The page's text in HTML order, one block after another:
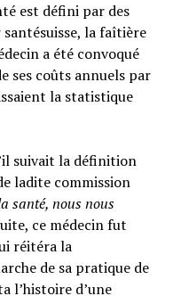
est défini par des
la faîtière
a été convoqué
ses coûts annuels par
la statistique
suivait la définition
ladite commission
santé, nous nous
ce médecin fut
réitéra la
de sa pratique de
l’histoire d’une